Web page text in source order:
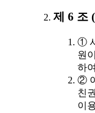
제 6 조
①
원
하
②
친
이